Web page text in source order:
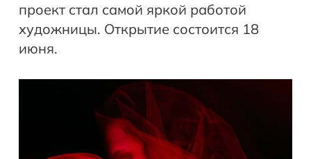
проект стал самой яркой работой
художницы. Открытие состоится 18
июня.